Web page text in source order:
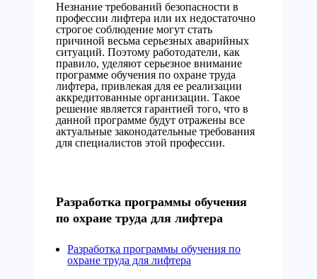
Незнание требований безопасности в
профессии лифтера или их недостаточно
строгое соблюдение могут стать
причиной весьма серьезных аварийных
ситуаций. Поэтому работодатели, как
правило, уделяют серьезное внимание
программе обучения по охране труда
лифтера, привлекая для ее реализации
аккредитованные организации. Такое
решение является гарантией того, что в
данной программе будут отражены все
актуальные законодательные требования
для специалистов этой профессии.
Разработка программы обучения
по охране труда для лифтера
Разработка программы обучения по
охране труда для лифтера